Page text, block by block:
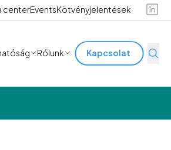
centerEventsKötvényjelentések
Rólunk Kapcsolat